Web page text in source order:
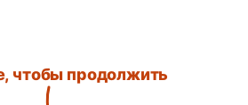
чтобы продолжить